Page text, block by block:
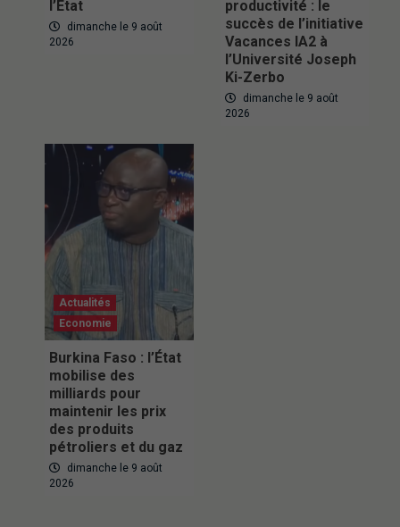
l’État
dimanche le 9 août
2026
productivité : le
succès de l’initiative
Vacances IA2 à
l’Université Joseph
Ki-Zerbo
dimanche le 9 août
2026
Actualités
Economie
Burkina Faso : l’État
mobilise des
milliards pour
maintenir les prix
des produits
pétroliers et du gaz
dimanche le 9 août
2026